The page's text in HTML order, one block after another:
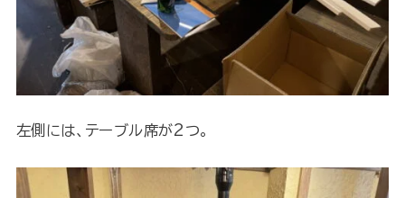
左側には、テーブル席が2つ。